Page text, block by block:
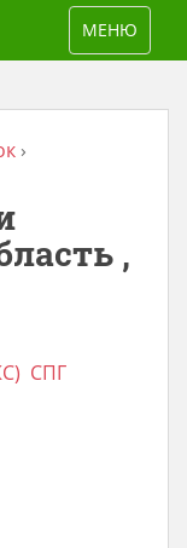
TOGGLE
МЕНЮ
›
,
СПГ